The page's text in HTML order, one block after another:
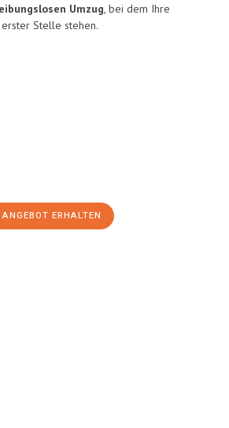
Umzug, bei dem Ihre
Stelle stehen.
ERHALTEN